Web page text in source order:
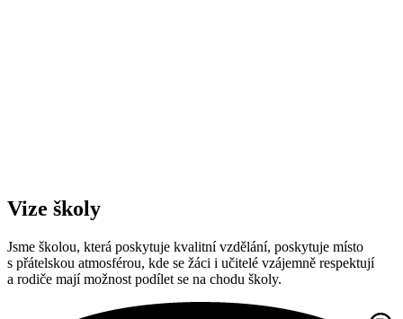
Vize školy
Jsme školou, která poskytuje kvalitní vzdělání, poskytuje místo
s přátelskou atmosférou, kde se žáci i učitelé vzájemně respektují
a rodiče mají možnost podílet se na chodu školy.